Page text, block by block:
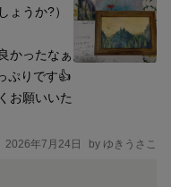
ょうか?）
かったなぁ
ぷりです👍
お願いいた
2026年7月24日 by ゆきうさこ